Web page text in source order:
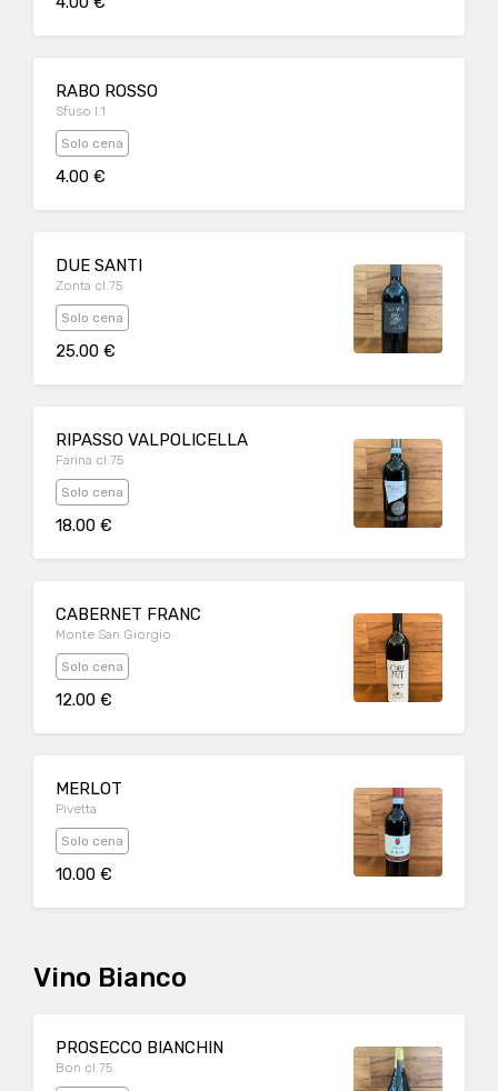
RABO ROSSO
Sfuso l.1
Solo cena
4.00 €
DUE SANTI
Zonta cl.75
Solo cena
25.00 €
RIPASSO VALPOLICELLA
Farina cl.75
Solo cena
18.00 €
CABERNET FRANC
Monte San Giorgio
Solo cena
12.00 €
MERLOT
Pivetta
Solo cena
10.00 €
Vino Bianco
PROSECCO BIANCHIN
Bon cl.75